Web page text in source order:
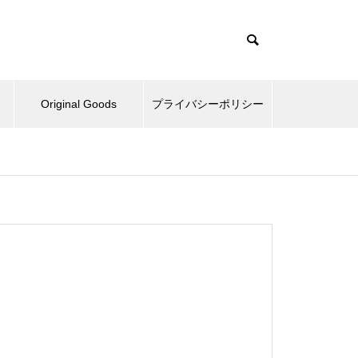
Original Goods プライバシーポリシー
たぬきとか、野球再開してみた